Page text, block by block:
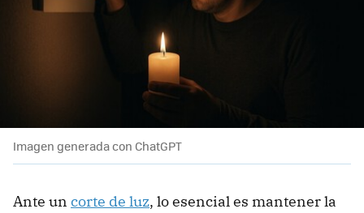
Imagen generada con ChatGPT
Ante un corte de luz, lo esencial es mantener la